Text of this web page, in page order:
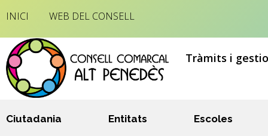
INICI WEB DEL CONSELL
Tràmits i
Ciutadania Entitats
Escoles